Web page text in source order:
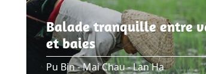
Balade tranquille entre
et baies
Pu Bin - Mai Chau - Lan Ha